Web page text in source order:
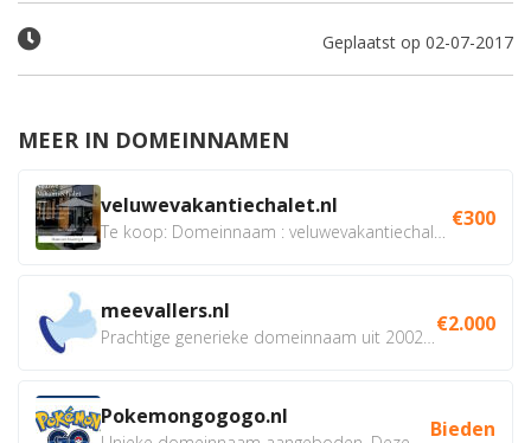
Geplaatst op 02-07-2017
MEER IN DOMEINNAMEN
veluwevakantiechalet.nl €300
meevallers.nl €2.000
Pokemongogogo.nl Bieden